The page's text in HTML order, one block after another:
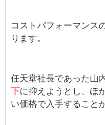
コストパフォーマンス
ります。
任天堂社長であった山
下に抑えようとし、ほ
い価格で入手すること